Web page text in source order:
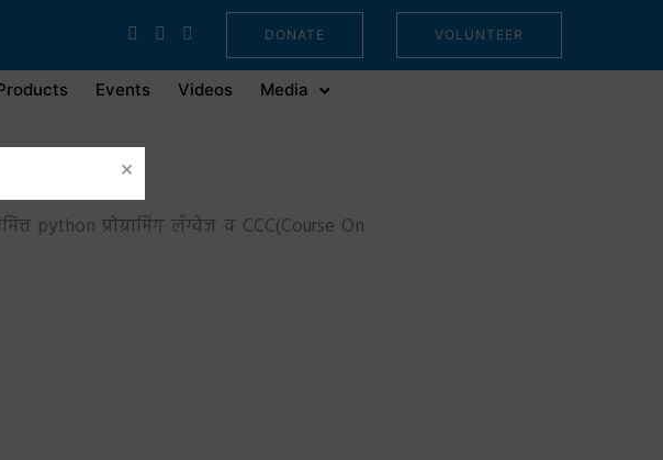
×
DONATE VOLUNTEER
Events Videos
Media
python प्रोग्रामिंग लँग्वेज व CCC(Course On